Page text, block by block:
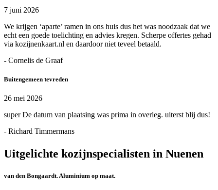
7 juni 2026
We krijgen ‘aparte’ ramen in ons huis dus het was noodzaak dat we
echt een goede toelichting en advies kregen. Scherpe offertes gehad
via kozijnenkaart.nl en daardoor niet teveel betaald.
- Cornelis de Graaf
Buitengemeen tevreden
26 mei 2026
super De datum van plaatsing was prima in overleg. uiterst blij dus!
- Richard Timmermans
Uitgelichte kozijnspecialisten in Nuenen
van den Bongaardt. Aluminium op maat.